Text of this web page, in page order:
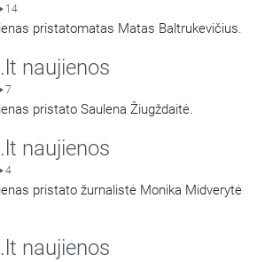
14
pristatomatas Matas Baltrukevičius.
naujienos
7
pristato Saulena Žiugždaitė.
naujienos
4
pristato žurnalistė Monika Midverytė
naujienos